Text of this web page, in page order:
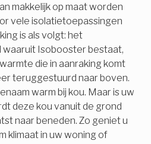
makkelijk op maat worden
vele isolatietoepassingen
is als volgt: het
Isobooster bestaat,
die in aanraking komt
teruggestuurd naar boven.
warm bij kou. Maar is uw
deze kou vanuit de grond
naar beneden. Zo geniet u
klimaat in uw woning of